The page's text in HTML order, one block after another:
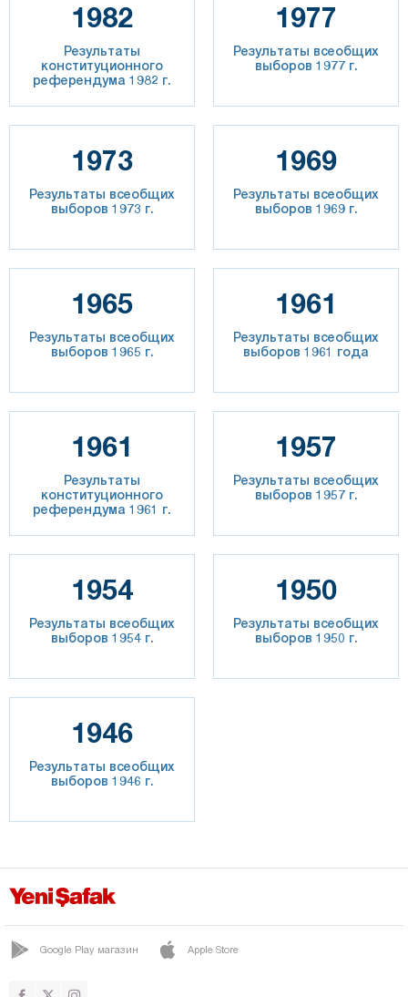
1982
Результаты
конституционного
референдума 1982 г.
1977
Результаты всеобщих
выборов 1977 г.
1973
Результаты всеобщих
выборов 1973 г.
1969
Результаты всеобщих
выборов 1969 г.
1965
Результаты всеобщих
выборов 1965 г.
1961
Результаты всеобщих
выборов 1961 года
1961
Результаты
конституционного
референдума 1961 г.
1957
Результаты всеобщих
выборов 1957 г.
1954
Результаты всеобщих
выборов 1954 г.
1950
Результаты всеобщих
выборов 1950 г.
1946
Результаты всеобщих
выборов 1946 г.
Google Play магазин Apple Store